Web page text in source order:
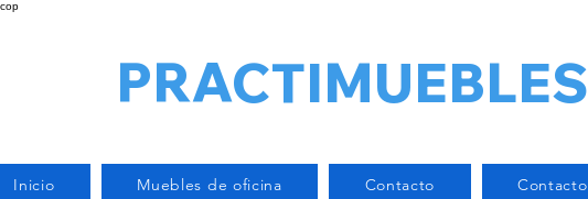
cop
PRACTIMUEBLES
Inicio Muebles de oficina Contacto Contacto